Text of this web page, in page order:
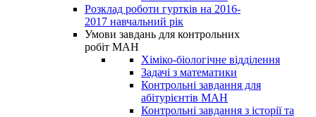
Розклад роботи гуртків на 2016-
2017 навчальний рік
Умови завдань для контрольних
робіт МАН
Хіміко-біологічне відділення
Задачі з математики
Контрольні завдання для
абітурієнтів МАН
Контрольні завдання з історії та